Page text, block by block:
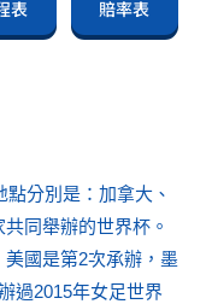
表 賠率表
分別是：加拿大、
同舉辦的世界杯。
國是第2次承辦，墨
過2015年女足世界